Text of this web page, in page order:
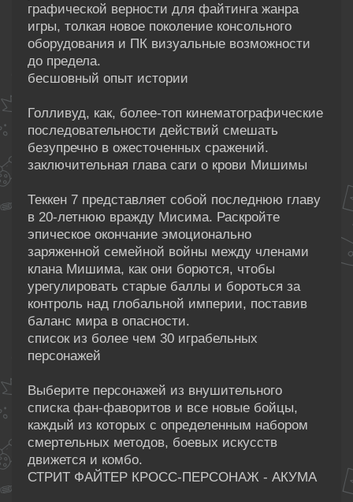
графической верности для файтинга жанра
игры, толкая новое поколение консольного
оборудования и ПК визуальные возможности
до предела.
бесшовный опыт истории
Голливуд, как, более-топ кинематографические
последовательности действий смешать
безупречно в ожесточенных сражений.
заключительная глава саги о крови Мишимы
Теккен 7 представляет собой последнюю главу
в 20-летнюю вражду Мисима. Раскройте
эпическое окончание эмоционально
заряженной семейной войны между членами
клана Мишима, как они борются, чтобы
урегулировать старые баллы и бороться за
контроль над глобальной империи, поставив
баланс мира в опасности.
список из более чем 30 играбельных
персонажей
Выберите персонажей из внушительного
списка фан-фаворитов и все новые бойцы,
каждый из которых с определенным набором
смертельных методов, боевых искусств
движется и комбо.
СТРИТ ФАЙТЕР КРОСС-ПЕРСОНАЖ - АКУМА